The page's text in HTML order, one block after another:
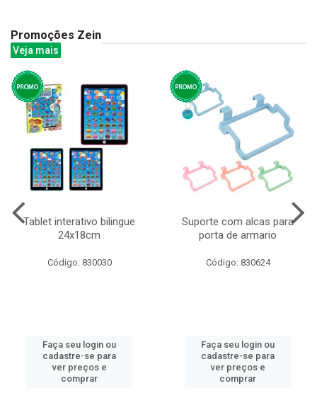
Promoções Zein
Veja mais
Tablet interativo bilingue
24x18cm
Código: 830030
Faça seu login ou
cadastre-se para
ver preços e
comprar
Suporte com alcas para
porta de armario
Código: 830624
Faça seu login ou
cadastre-se para
ver preços e
comprar